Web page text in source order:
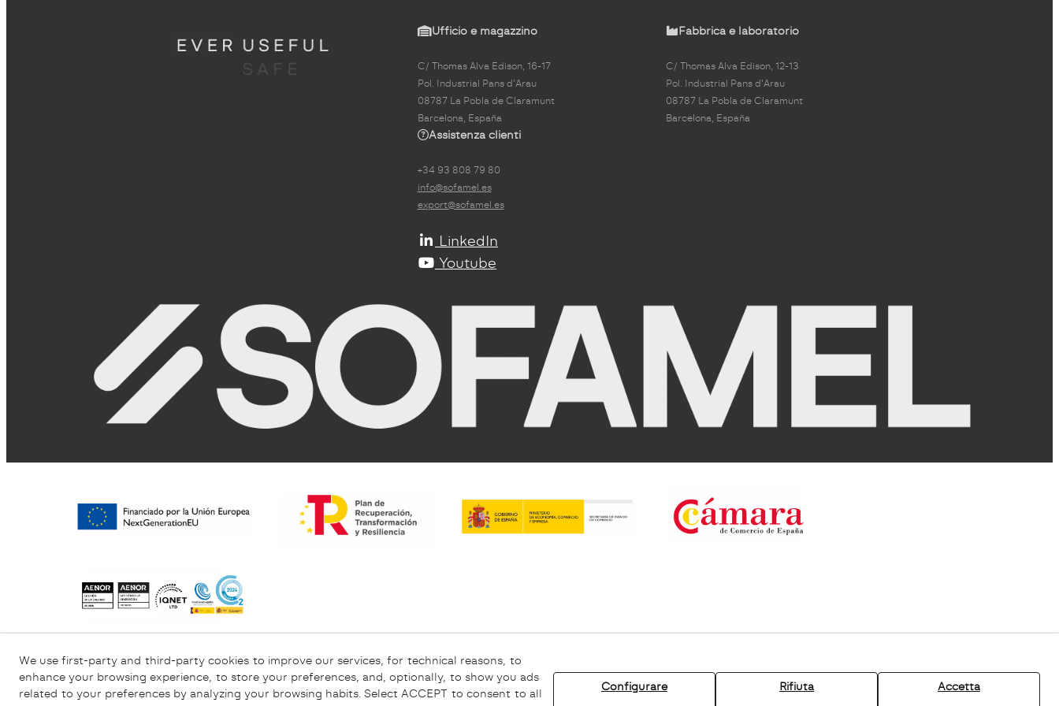
Ufficio e magazzino
C/ Thomas Alva Edison, 16-17
Pol. Industrial Pans d'Arau
08787 La Pobla de Claramunt
Barcelona, España
Fabbrica e laboratorio
C/ Thomas Alva Edison, 12-13
Pol. Industrial Pans d'Arau
08787 La Pobla de Claramunt
Barcelona, España
Assistenza clienti
+34 93 808 79 80
info@sofamel.es
export@sofamel.es
LinkedIn
Youtube
Informativa sulla Privacy Informativa sui Cookie Avviso Legale Canale Etico
We use first-party and third-party cookies to improve our services, for technical reasons, to
enhance your browsing experience, to store your preferences, and, optionally, to show you ads
related to your preferences by analyzing your browsing habits. Select ACCEPT to consent to all
Configurare Rifiuta Accetta